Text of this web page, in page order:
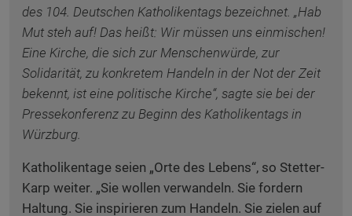
des 104. Deutschen Katholikentags bezeichnet. „Hab
Mut steh auf! Das heißt: Wir müssen uns einmischen!
Eine Kirche, die sich zur Menschenwürde, zur
Solidarität, zu konkretem Handeln in der Not der Zeit
bekennt, ist eine politische Kirche“, sagte sie bei der
Pressekonferenz zu Beginn des Katholikentags in
Würzburg.
Katholikentage seien „Orte des Lebens“, so Stetter-
Karp weiter. „Sie wollen verwandeln. Sie fordern
Haltung. Sie inspirieren zum Handeln. Sie zielen auf